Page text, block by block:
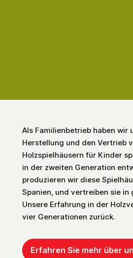
Als Familienbetrieb haben wir
Herstellung und den Vertrieb
Holzspielhäusern für Kinder
in der zweiten Generation
produzieren wir diese
Spanien, und vertreiben sie in
Unsere Erfahrung in der
vier Generationen zurück.
Erfahren Sie mehr über